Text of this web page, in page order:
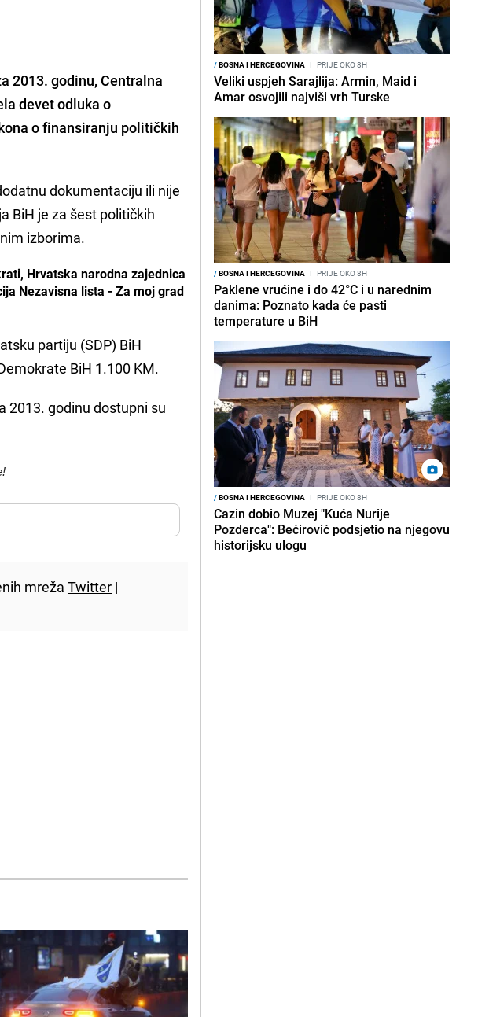
2013. godinu,Centralna
devet odluka o
o finansiranju političkih
dokumentaciju ili nije
BiH je za šest političkih
izborima.
Hrvatska narodna zajednica
Nezavisna lista - Za moj grad
partiju (SDP) BiH
BiH 1.100 KM.
2013. godinu dostupni su
mrežaTwitter |
/BOSNA I HERCEGOVINA I PRIJE OKO 8H
Veliki uspjeh Sarajlija: Armin, Maid i
Amar osvojili najviši vrh Turske
/BOSNA I HERCEGOVINA I PRIJE OKO 8H
Paklene vrućine i do 42°C i u narednim
danima: Poznato kada će pasti
temperature u BiH
/BOSNA I HERCEGOVINA I PRIJE OKO 8H
Cazin dobio Muzej "Kuća Nurije
Pozderca": Bećirović podsjetio na njegovu
historijsku ulogu